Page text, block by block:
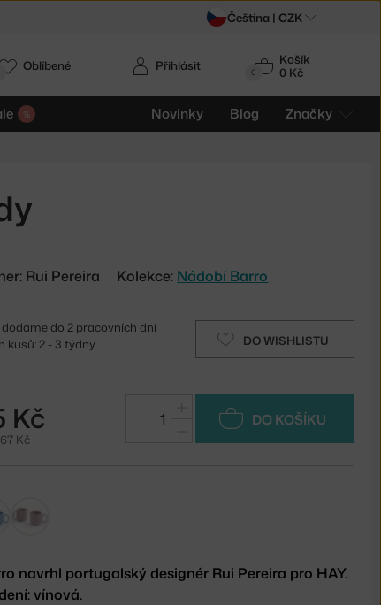
0
Košík
0 Kč
Novinky Blog Značky
Přihlásit
Oblíbené
Rui Pereira Kolekce: Nádobí Barro
DO WISHLISTU
dodáme do 2 pracovních dní
kusů: 2 - 3 týdny
Kč
Kč
DO KOŠÍKU
navrhl portugalský designér Rui Pereira pro HAY.
vínová.
Čeština | CZK